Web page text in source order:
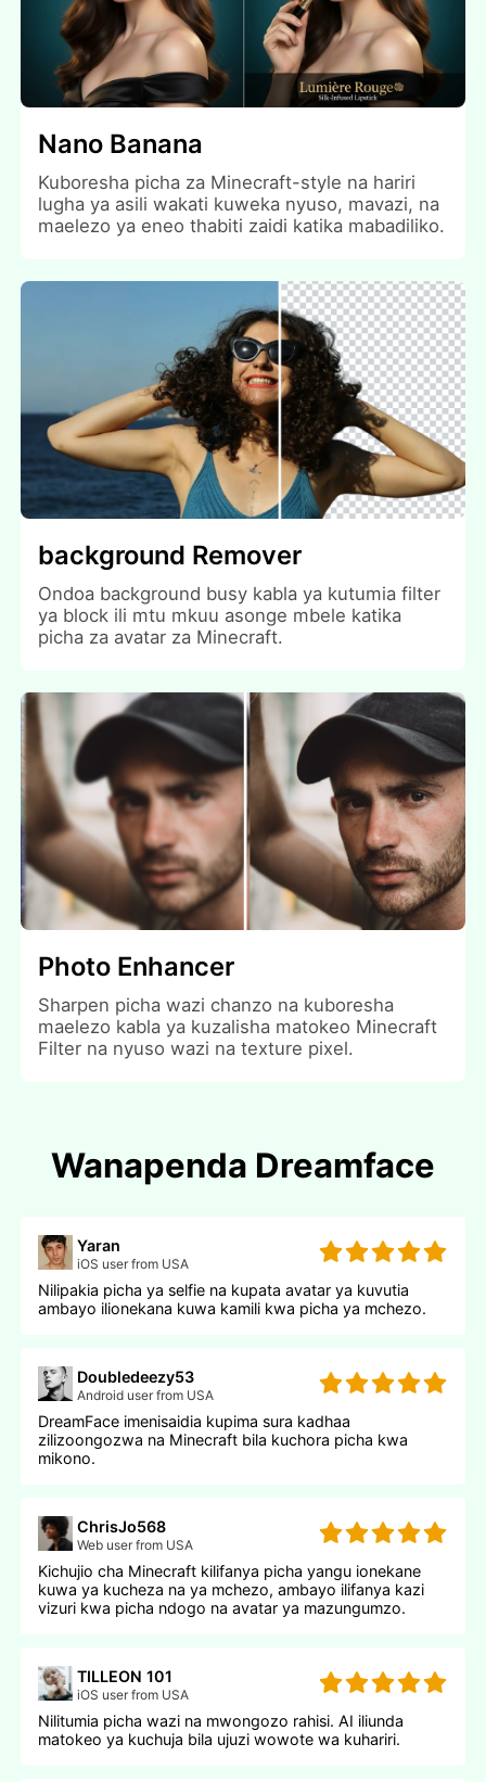
Nano Banana
Kuboresha picha za Minecraft-style na hariri
lugha ya asili wakati kuweka nyuso, mavazi, na
maelezo ya eneo thabiti zaidi katika mabadiliko.
background Remover
Ondoa background busy kabla ya kutumia filter
ya block ili mtu mkuu asonge mbele katika
picha za avatar za Minecraft.
Photo Enhancer
Sharpen picha wazi chanzo na kuboresha
maelezo kabla ya kuzalisha matokeo Minecraft
Filter na nyuso wazi na texture pixel.
Wanapenda Dreamface
Yaran
iOS user from USA
Nilipakia picha ya selfie na kupata avatar ya kuvutia
ambayo ilionekana kuwa kamili kwa picha ya mchezo.
Doubledeezy53
Android user from USA
DreamFace imenisaidia kupima sura kadhaa
zilizoongozwa na Minecraft bila kuchora picha kwa
mikono.
ChrisJo568
Web user from USA
Kichujio cha Minecraft kilifanya picha yangu ionekane
kuwa ya kucheza na ya mchezo, ambayo ilifanya kazi
vizuri kwa picha ndogo na avatar ya mazungumzo.
TILLEON 101
iOS user from USA
Nilitumia picha wazi na mwongozo rahisi. AI iliunda
matokeo ya kuchuja bila ujuzi wowote wa kuhariri.